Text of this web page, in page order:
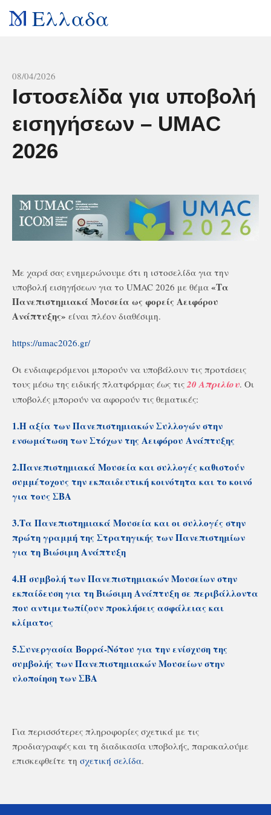
Ελλαδα
08/04/2026
Ιστοσελίδα για υποβολή
εισηγήσεων – UMAC
2026
Με χαρά σας ενημερώνουμε ότι η ιστοσελίδα για την
υποβολή εισηγήσεων για το UMAC 2026 με θέμα «Τα
Πανεπιστημιακά Μουσεία ως φορείς Αειφόρου
Ανάπτυξης» είναι πλέον διαθέσιμη.
https://umac2026.gr/
Οι ενδιαφερόμενοι μπορούν να υποβάλουν τις προτάσεις
τους μέσω της ειδικής πλατφόρμας έως τις20 Απριλίου. Οι
υποβολές μπορούν να αφορούν τις θεματικές:
1.Η αξία των Πανεπιστημιακών Συλλογών στην
ενσωμάτωση των Στόχων της Αειφόρου Ανάπτυξης
2.Πανεπιστημιακά Μουσεία και συλλογές καθιστούν
συμμέτοχους την εκπαιδευτική κοινότητα και το κοινό
για τους ΣΒΑ
3.Τα Πανεπιστημιακά Μουσεία και οι συλλογές στην
πρώτη γραμμή της Στρατηγικής των Πανεπιστημίων
για τη Βιώσιμη Ανάπτυξη
4.Η συμβολή των Πανεπιστημιακών Μουσείων στην
εκπαίδευση για τη Βιώσιμη Ανάπτυξη σε περιβάλλοντα
που αντιμετωπίζουν προκλήσεις ασφάλειας και
κλίματος
5.Συνεργασία Βορρά-Νότου για την ενίσχυση της
συμβολής των Πανεπιστημιακών Μουσείων στην
υλοποίηση των ΣΒΑ
Για περισσότερες πληροφορίες σχετικά με τις
προδιαγραφές και τη διαδικασία υποβολής, παρακαλούμε
επισκεφθείτε τη σχετική σελίδα.